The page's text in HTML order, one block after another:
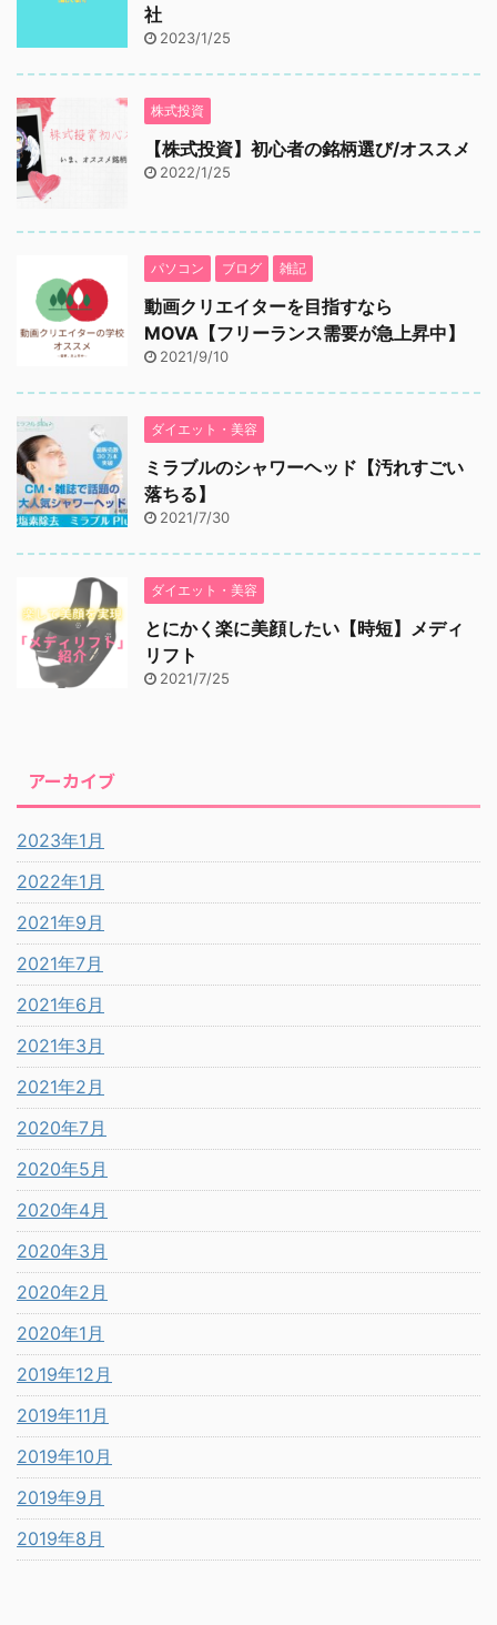
社
2023/1/25
株式投資
【株式投資】初心者の銘柄選び/オススメ
2022/1/25
パソコン ブログ 雑記
動画クリエイターを目指すなら
MOVA【フリーランス需要が急上昇中】
2021/9/10
ダイエット・美容
ミラブルのシャワーヘッド【汚れすごい
落ちる】
2021/7/30
ダイエット・美容
とにかく楽に美顔したい【時短】メディ
リフト
2021/7/25
アーカイブ
2023年1月
2022年1月
2021年9月
2021年7月
2021年6月
2021年3月
2021年2月
2020年7月
2020年5月
2020年4月
2020年3月
2020年2月
2020年1月
2019年12月
2019年11月
2019年10月
2019年9月
2019年8月